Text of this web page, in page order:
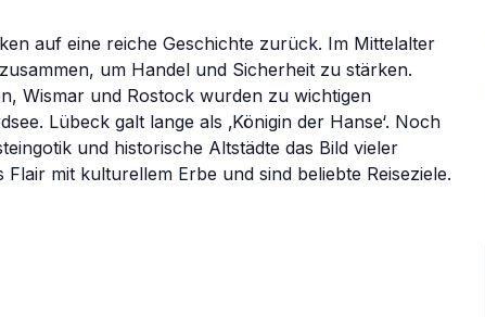
auf eine reiche Geschichte zurück. Im Mittelalter
um Handel und Sicherheit zu stärken.
Wismar und Rostock wurden zu wichtigen
Lübeck galt lange als ‚Königin der Hanse‘. Noch
und historische Altstädte das Bild vieler
mit kulturellem Erbe und sind beliebte Reiseziele.